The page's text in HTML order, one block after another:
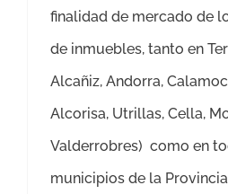
finalidad de mercado de
de inmuebles, tanto en
Alcañiz, Andorra,
Alcorisa, Utrillas, Cella,
Valderrobres) como en
municipios de la